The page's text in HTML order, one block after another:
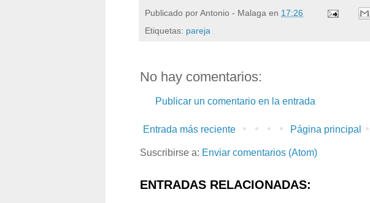
Publicado porAntonio - Malaga en 17:26
Etiquetas: pareja
No hay comentarios:
Publicar un comentario en la entrada
Entrada más reciente Página principal
Suscribirse a: Enviar comentarios (Atom)
ENTRADAS RELACIONADAS: